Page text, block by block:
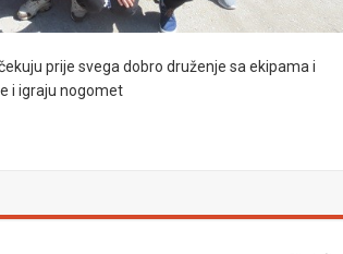
prije svega dobro druženje sa ekipama i
i igraju nogomet